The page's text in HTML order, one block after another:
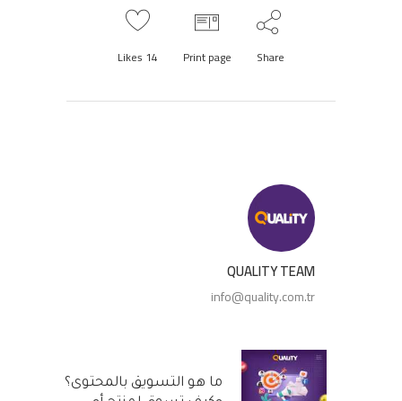
Share
Print page
14
QUALITY TEAM
info@quality.com.tr
ما هو التسويق بالمحتوى؟